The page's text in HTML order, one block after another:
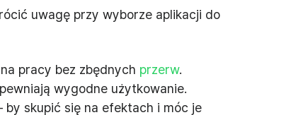
uwagę przy wyborze aplikacji do
pracy bez zbędnych przerw.
wygodne użytkowanie.
by skupić się na efektach i móc je